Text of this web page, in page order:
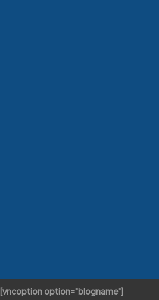
[vncoption option="blogname"]